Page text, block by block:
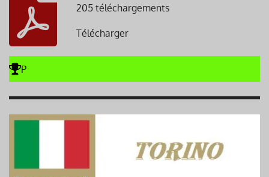
205 téléchargements
Télécharger
P